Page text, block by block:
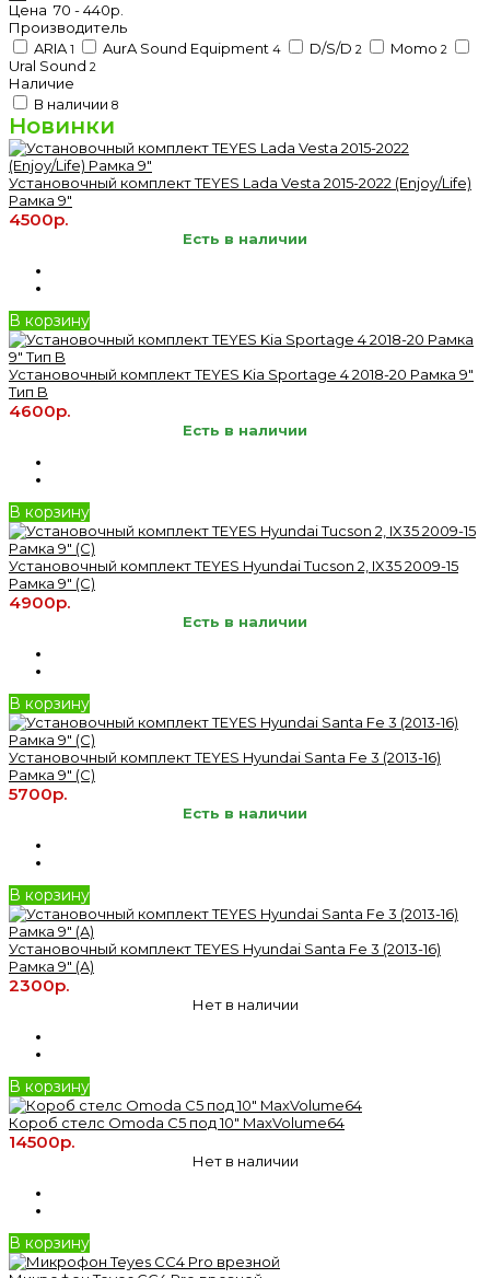
Цена 70 -440р.
Производитель
ARIA 1 AurA Sound Equipment 4 D/S/D 2 Momo 2
Ural Sound 2
Наличие
В наличии 8
Новинки
Установочный комплект TEYES Lada Vesta 2015-2022 (Enjoy/Life)
Рамка 9"
4500р.
Есть в наличии
В корзину
Установочный комплект TEYES Kia Sportage 4 2018-20 Рамка 9"
Тип B
4600р.
Есть в наличии
В корзину
Установочный комплект TEYES Hyundai Tucson 2, IX35 2009-15
Рамка 9" (C)
4900р.
Есть в наличии
В корзину
Установочный комплект TEYES Hyundai Santa Fe 3 (2013-16)
Рамка 9" (C)
5700р.
Есть в наличии
В корзину
Установочный комплект TEYES Hyundai Santa Fe 3 (2013-16)
Рамка 9" (A)
2300р.
Нет в наличии
В корзину
Короб стелс Omoda C5 под 10" MaxVolume64
14500р.
Нет в наличии
В корзину